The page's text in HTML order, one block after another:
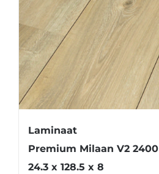
Laminaat
Premium Milaan V2 2400
24.3 x 128.5 x 8